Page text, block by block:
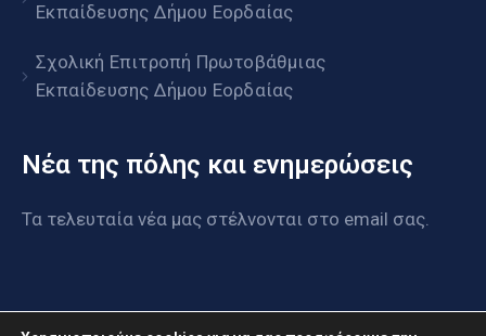
Εκπαίδευσης Δήμου Εορδαίας
Σχολική Επιτροπή Πρωτοβάθμιας
Εκπαίδευσης Δήμου Εορδαίας
Νέα της πόλης και ενημερώσεις
Τα τελευταία νέα μας στέλνονται στο email σας.